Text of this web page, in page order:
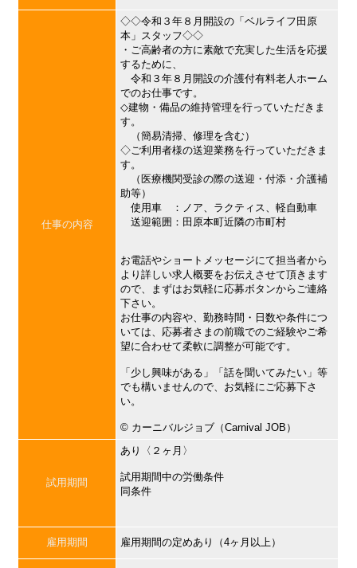
仕事の内容
◇◇令和３年８月開設の「ベルライフ田原
本」スタッフ◇◇
・ご高齢者の方に素敵で充実した生活を応援
するために、
令和３年８月開設の介護付有料老人ホーム
でのお仕事です。
◇建物・備品の維持管理を行っていただきま
す。
（簡易清掃、修理を含む）
◇ご利用者様の送迎業務を行っていただきま
す。
（医療機関受診の際の送迎・付添・介護補
助等）
使用車 ：ノア、ラクティス、軽自動車
送迎範囲：田原本町近隣の市町村
お電話やショートメッセージにて担当者から
より詳しい求人概要をお伝えさせて頂きます
ので、まずはお気軽に応募ボタンからご連絡
下さい。
お仕事の内容や、勤務時間・日数や条件につ
いては、応募者さまの前職でのご経験やご希
望に合わせて柔軟に調整が可能です。
「少し興味がある」「話を聞いてみたい」等
でも構いませんので、お気軽にご応募下さ
い。
©︎ カーニバルジョブ（Carnival JOB）
試用期間
あり〈２ヶ月〉
試用期間中の労働条件
同条件
雇用期間 雇用期間の定めあり（4ヶ月以上）